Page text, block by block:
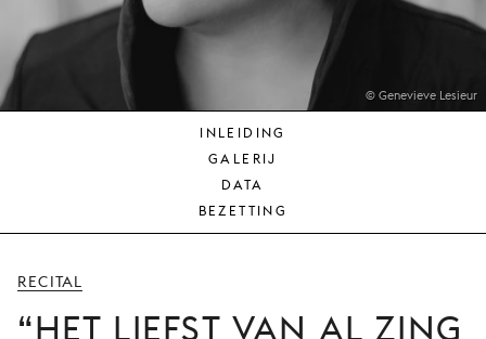
PUBLIEK
ONS
© Genevieve Lesieur
INLEIDING
GALERIJ
DATA
BEZETTING
RECITAL
HET LIEFST VAN AL ZING